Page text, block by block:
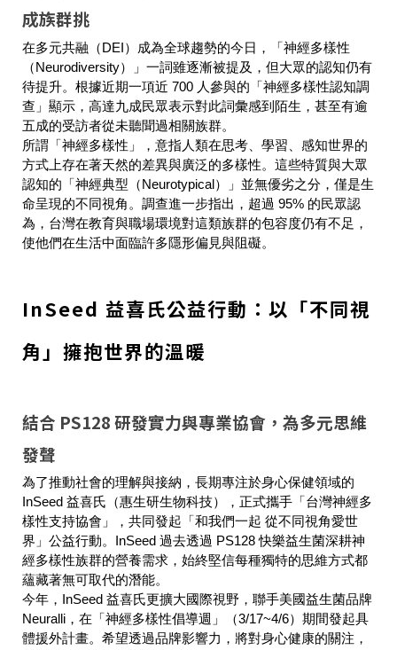
成族群挑
在多元共融（DEI）成為全球趨勢的今日，「神經多樣性
（Neurodiversity）」一詞雖逐漸被提及，但大眾的認知仍有
待提升。根據近期一項近 700 人參與的「神經多樣性認知調
查」顯示，高達九成民眾表示對此詞彙感到陌生，甚至有逾
五成的受訪者從未聽聞過相關族群。
所謂「神經多樣性」，意指人類在思考、學習、感知世界的
方式上存在著天然的差異與廣泛的多樣性。這些特質與大眾
認知的「神經典型（Neurotypical）」並無優劣之分，僅是生
命呈現的不同視角。調查進一步指出，超過 95% 的民眾認
為，台灣在教育與職場環境對這類族群的包容度仍有不足，
使他們在生活中面臨許多隱形偏見與阻礙。
InSeed 益喜氏公益行動：以「不同視
角」擁抱世界的溫暖
結合 PS128 研發實力與專業協會，為多元思維
發聲
為了推動社會的理解與接納，長期專注於身心保健領域的
InSeed 益喜氏（惠生研生物科技），正式攜手「台灣神經多
樣性支持協會」，共同發起「和我們一起 從不同視角愛世
界」公益行動。InSeed 過去透過 PS128 快樂益生菌深耕神
經多樣性族群的營養需求，始終堅信每種獨特的思維方式都
蘊藏著無可取代的潛能。
今年，InSeed 益喜氏更擴大國際視野，聯手美國益生菌品牌
Neuralli，在「神經多樣性倡導週」（3/17~4/6）期間發起具
體援外計畫。希望透過品牌影響力，將對身心健康的關注，